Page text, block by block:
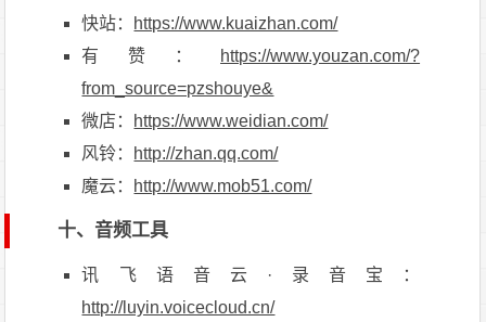
快站： https://www.kuaizhan.com/
有赞：
https://www.youzan.com/?
from_source=pzshouye&
微店： https://www.weidian.com/
风铃： http://zhan.qq.com/
魔云： http://www.mob51.com/
十、音频工具
讯飞语音云·录音宝：
http://luyin.voicecloud.cn/